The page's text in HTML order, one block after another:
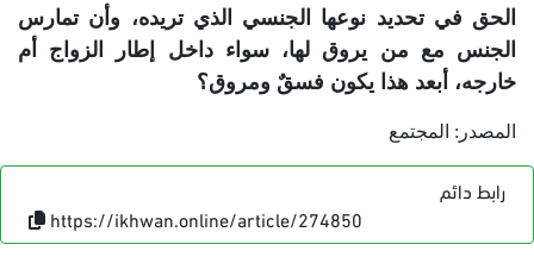
الحق في تحديد نوعها الجنسي الذي تريده، وأن تمارس
الجنس مع من يروق لها، سواء داخل إطار الزواج أم
خارجه، أبعد هذا يكون فسقٌ ومروق؟
المصدر: المجتمع
رابط دائم
https://ikhwan.online/article/274850